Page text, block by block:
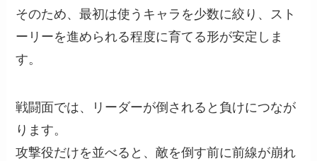
そのため、最初は使うキャラを少数に絞り、スト
ーリーを進められる程度に育てる形が安定しま
す。
戦闘面では、リーダーが倒されると負けにつなが
ります。
攻撃役だけを並べると、敵を倒す前に前線が崩れ